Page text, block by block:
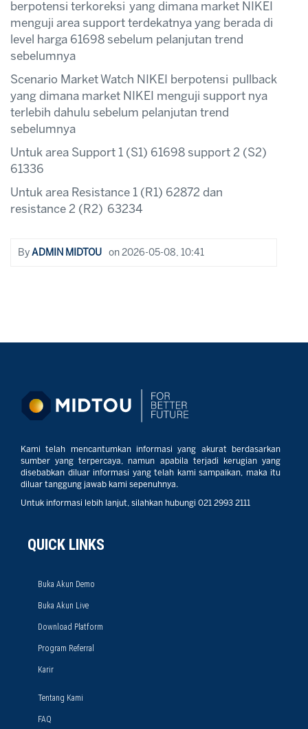
berpotensi terkoreksi yang dimana market NIKEI
menguji area support terdekatnya yang berada di
level harga 61698 sebelum pelanjutan trend
sebelumnya
Scenario Market Watch NIKEI berpotensi pullback
yang dimana market NIKEI menguji support nya
terlebih dahulu sebelum pelanjutan trend
sebelumnya
Untuk area Support 1 (S1) 61698 support 2 (S2)
61336
Untuk area Resistance 1 (R1) 62872 dan
resistance 2 (R2) 63234
By ADMIN MIDTOU on 2026-05-08, 10:41
Kami telah mencantumkan informasi yang akurat berdasarkan
sumber yang terpercaya, namun apabila terjadi kerugian yang
disebabkan diluar informasi yang telah kami sampaikan, maka itu
diluar tanggung jawab kami sepenuhnya.
Untuk informasi lebih lanjut, silahkan hubungi 021 2993 2111
QUICK LINKS
Buka Akun Demo
Buka Akun Live
Download Platform
Program Referral
Karir
Tentang Kami
FAQ